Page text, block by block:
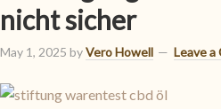
nicht sicher
May 1, 2025 byVero Howell Leave a